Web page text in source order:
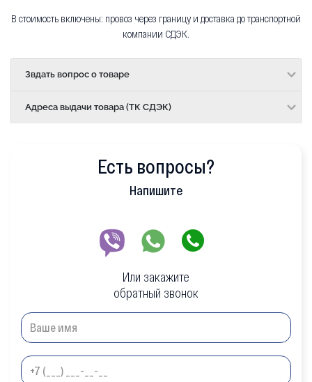
В стоимость включены: провоз через границу и доставка до транспортной
компании СДЭК.
Звдать вопрос о товаре
Адреса выдачи товара (ТК СДЭК)
Есть вопросы?
Напишите
Или закажите
обратный звонок